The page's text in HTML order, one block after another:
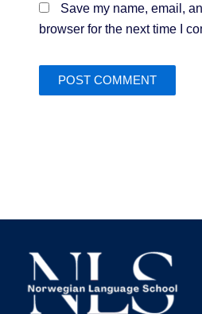
Save my name, email,
browser for the next time I